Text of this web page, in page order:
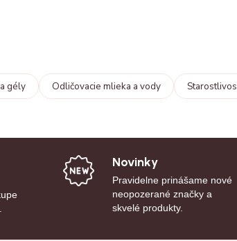
gély Odličovacie mlieka a vody
Novinky
Pravidelne prinášame nové
neopozerané značky a
skvelé produkty.